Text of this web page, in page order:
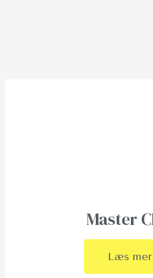
Master
Læs